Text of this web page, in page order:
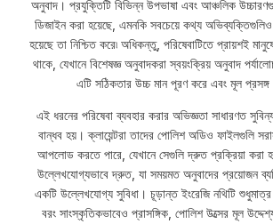
অনুবাদ। প্রযুক্তিটি বিভিন্ন উপভাষা এবং আঞ্চলিক
ডিজাইন করা হয়েছে, এমনকি সবচেয়ে কথ্য
হয়েছে তা নিশ্চিত করে৷ অধিকন্তু, পরিষেবাটিতে প্রায়শই
থাকে, যেখানে বিশেষজ্ঞ অনুবাদকরা স্বয়ংক্রিয় অনুবাদ
এটি সঠিকতার উচ্চ মান পূরণ করে এবং মূল প্রসঙ্গ
এই ধরনের পরিষেবা ব্যবহার করার অভিজ্ঞতা সাধারণত
বান্ধব হয়। ক্লায়েন্টরা তাদের পোলিশ অডিও ফাইলগুলি
আপলোড করতে পারে, যেখানে সেগুলি দ্রুত প্রক্রিয়া করা
উল্লেখযোগ্যভাবে দ্রুত, যা সময়মত অনুবাদের প্রয়োজন
একটি উল্লেখযোগ্য সুবিধা। চূড়ান্ত ইংরেজি নথিটি
বরং সাংস্কৃতিকভাবেও প্রাসঙ্গিক, পোলিশ উত্সের মূল